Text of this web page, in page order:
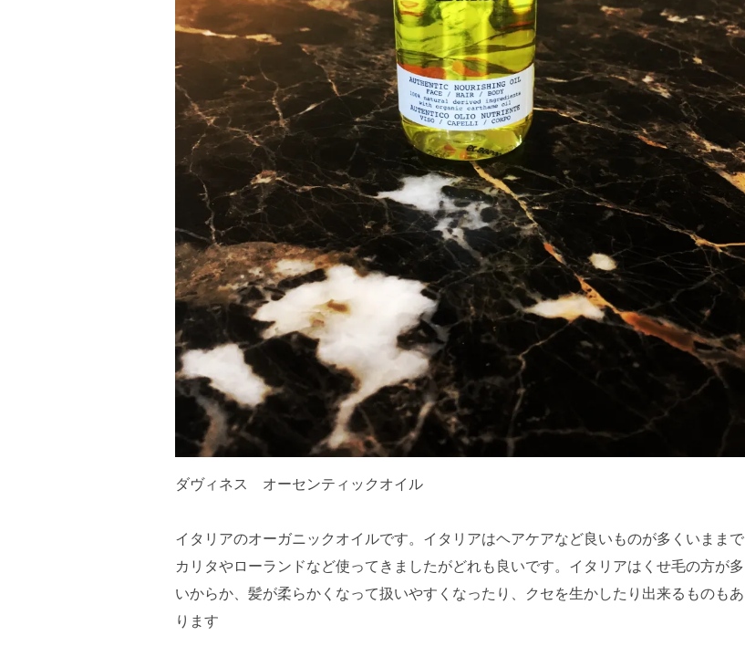
ダヴィネス オーセンティックオイル
イタリアのオーガニックオイルです。イタリアはヘアケアなど良いものが多くいままで
カリタやローランドなど使ってきましたがどれも良いです。イタリアはくせ毛の方が多
いからか、髪が柔らかくなって扱いやすくなったり、クセを生かしたり出来るものもあ
ります